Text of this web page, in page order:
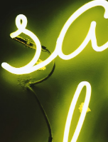
Giải đề thi
Lời khuyên
Giải đề thi
Academic
HỌC THỬ